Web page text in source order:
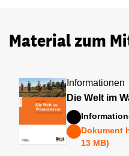
Material zum
Informationen
Die Welt im
Dokument
13 MB)